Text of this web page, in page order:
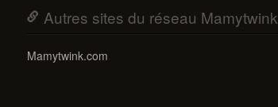
Autres sites du réseau Mamytwink
Mamytwink.com